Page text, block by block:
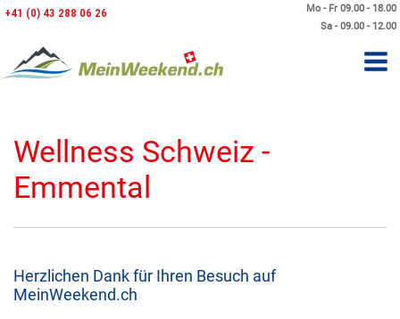
Mo - Fr 09.00 - 18.00
Sa - 09.00 - 12.00
+41 (0) 43 288 06 26
Wellness Schweiz -
Emmental
Herzlichen Dank für Ihren Besuch auf
MeinWeekend.ch